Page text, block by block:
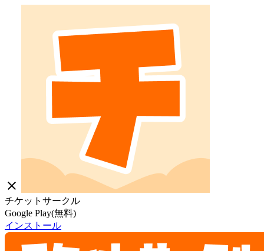
close
チケットサークル
Google Play(無料)
インストール